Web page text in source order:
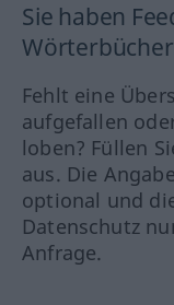
Sie haben
Fehlt eine
aufgefallen
loben? Füllen
aus. Die
optional und
Datenschutz
Anfrage.